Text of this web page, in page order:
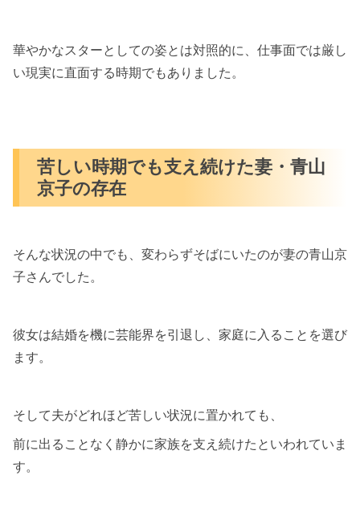
華やかなスターとしての姿とは対照的に、仕事面では厳し
い現実に直面する時期でもありました。
苦しい時期でも支え続けた妻・青山
京子の存在
そんな状況の中でも、変わらずそばにいたのが妻の青山京
子さんでした。
彼女は結婚を機に芸能界を引退し、家庭に入ることを選び
ます。
そして夫がどれほど苦しい状況に置かれても、
前に出ることなく静かに家族を支え続けたといわれていま
す。